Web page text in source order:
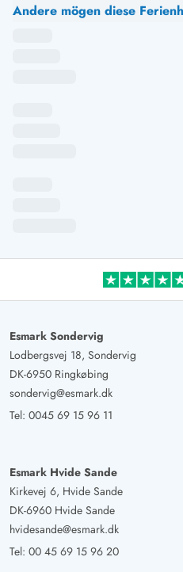
Andere mögen diese
Esmark Sondervig
Lodbergsvej 18, Sondervig
DK-6950 Ringkøbing
sondervig@esmark.dk
Tel: 0045 69 15 96 11
Esmark Hvide Sande
Kirkevej 6, Hvide Sande
DK-6960 Hvide Sande
hvidesande@esmark.dk
Tel: 00 45 69 15 96 20